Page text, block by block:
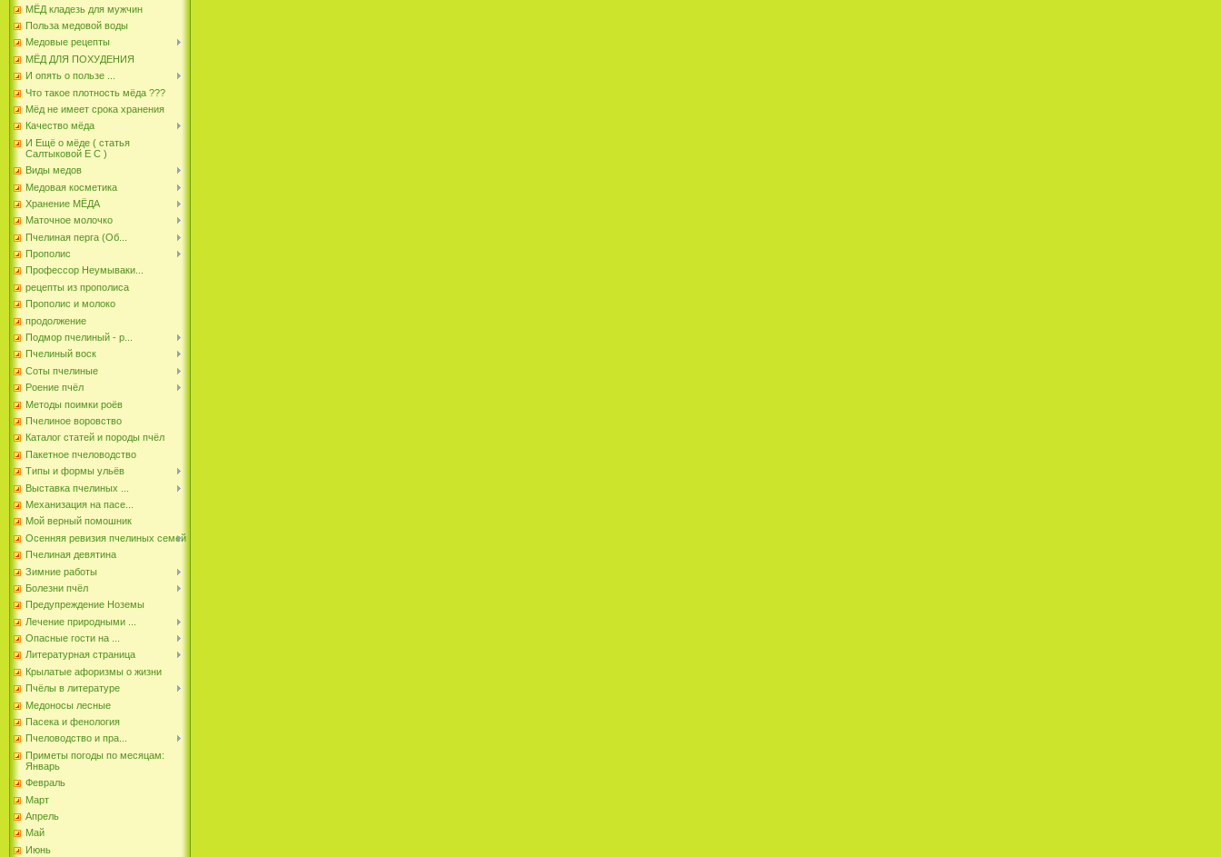
МЁД кладезь для мужчин
Польза медовой воды
Медовые рецепты
МЁД ДЛЯ ПОХУДЕНИЯ
И опять о пользе ...
Что такое плотность мёда ???
Мёд не имеет срока хранения
Качество мёда
И Ещё о мёде ( статья
Салтыковой Е С )
Виды медов
Медовая косметика
Хранение МЁДА
Маточное молочко
Пчелиная перга (Об...
Прополис
Профессор Неумываки...
рецепты из прополиса
Прополис и молоко
продолжение
Подмор пчелиный - р...
Пчелиный воск
Соты пчелиные
Роение пчёл
Методы поимки роёв
Пчелиное воровство
Каталог статей и породы пчёл
Пакетное пчеловодство
Типы и формы ульёв
Выставка пчелиных ...
Механизация на пасе...
Мой верный помошник
Осенняя ревизия пчелиных семей
Пчелиная девятина
Зимние работы
Болезни пчёл
Предупреждение Ноземы
Лечение природными ...
Опасные гости на ...
Литературная страница
Крылатые афоризмы о жизни
Пчёлы в литературе
Медоносы лесные
Пасека и фенология
Пчеловодство и пра...
Приметы погоды по месяцам:
Январь
Февраль
Март
Апрель
Май
Июнь